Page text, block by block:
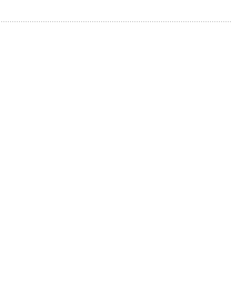
einsehbar und
Themen aus. Sollte
wir Sie über die
die